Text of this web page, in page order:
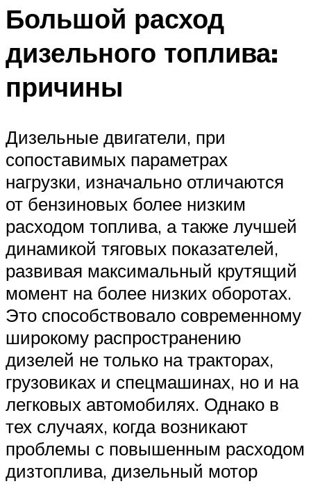
Большой расход
дизельного топлива:
причины
Дизельные двигатели, при
сопоставимых параметрах
нагрузки, изначально отличаются
от бензиновых более низким
расходом топлива, а также лучшей
динамикой тяговых показателей,
развивая максимальный крутящий
момент на более низких оборотах.
Это способствовало современному
широкому распространению
дизелей не только на тракторах,
грузовиках и спецмашинах, но и на
легковых автомобилях. Однако в
тех случаях, когда возникают
проблемы с повышенным расходом
дизтоплива, дизельный мотор